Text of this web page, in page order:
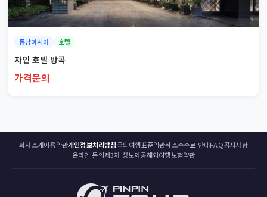
동남아시아 호텔
자인 호텔 방콕
가격문의
회사소개이용약관개인정보처리방침국외여행표준약관취소수수료 안내FAQ공지사항
온라인 문의제3자 정보제공해외여행보험약관